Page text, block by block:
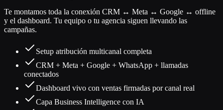
Te montamos toda la conexión CRM ↔ Meta ↔ Google ↔ offline
y el dashboard. Tu equipo o tu agencia siguen llevando las
campañas.
Setup atribución multicanal completa
CRM + Meta + Google + WhatsApp + llamadas
conectados
Dashboard vivo con ventas firmadas por canal real
Capa Business Intelligence con IA